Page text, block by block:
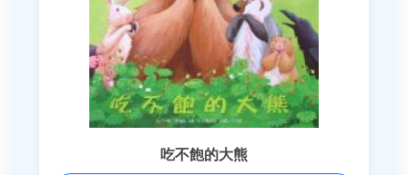
吃不飽的大熊